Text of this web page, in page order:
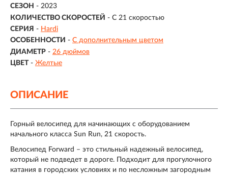
СЕЗОН - 2023
КОЛИЧЕСТВО СКОРОСТЕЙ - С 21 скоростью
СЕРИЯ - Hardi
ОСОБЕННОСТИ - С дополнительным цветом
ДИАМЕТР - 26 дюймов
ЦВЕТ - Желтые
ОПИСАНИЕ
Горный велосипед для начинающих с оборудованием
начального класса Sun Run, 21 скорость.
Велосипед Forward – это стильный надежный велосипед,
который не подведет в дороге. Подходит для прогулочного
катания в городских условиях и по несложным загородным